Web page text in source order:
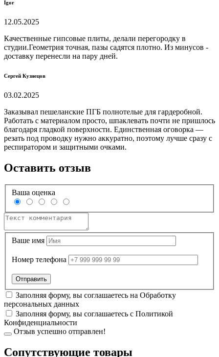
Igor
12.05.2025
Качественные гипсовые плиты, делали перегородку в
студии.Геометрия точная, пазы садятся плотно. Из минусов -
доставку перенесли на пару дней.
Сергей Кузнецов
03.02.2025
Заказывал пешеланские ПГБ полнотелые для гардеробной.
Работать с материалом просто, шпаклевать почти не пришлось
благодаря гладкой поверхности. Единственная оговорка —
резать под проводку нужно аккуратно, поэтому лучше сразу с
респиратором и защитными очками.
Оставить отзыв
Ваша оценка
Ваше имя
Номер телефона
Заполняя форму, вы соглашаетесь на Обработку
персональных данных
Заполняя форму, вы соглашаетесь с Политикой
Конфиденциальности
Отзыв успешно отправлен!
Cопутствующие товары